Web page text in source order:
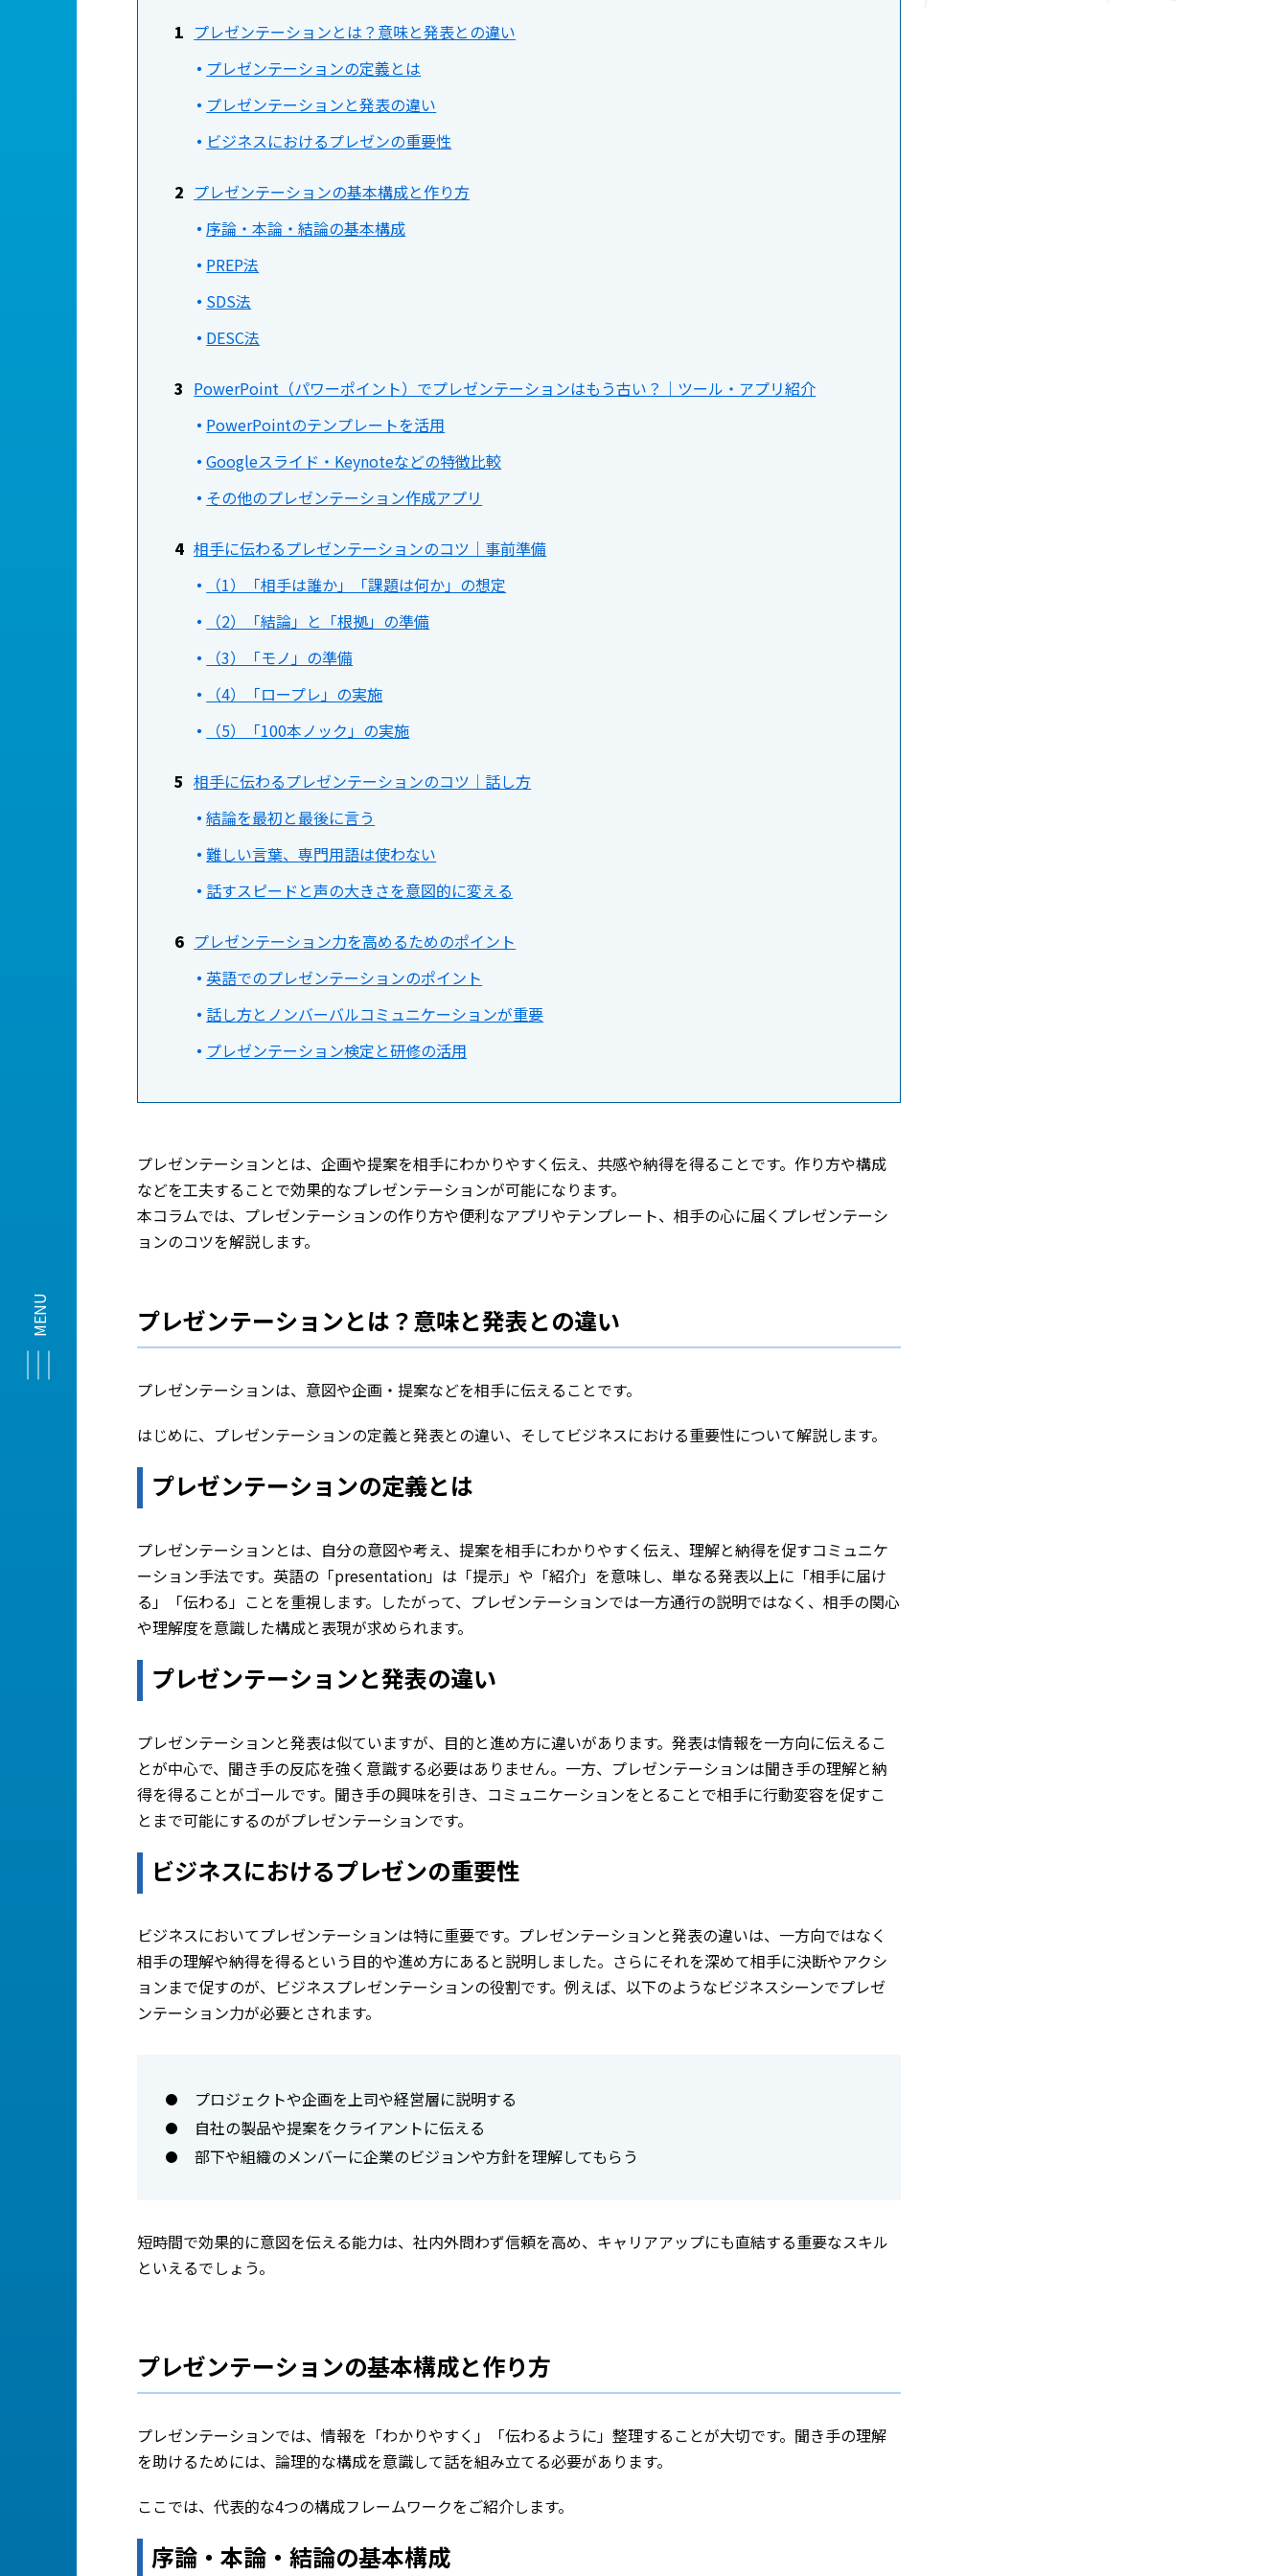
プレゼンテーションとは？意味と発表との違い
プレゼンテーションの定義とは
プレゼンテーションと発表の違い
ビジネスにおけるプレゼンの重要性
プレゼンテーションの基本構成と作り方
序論・本論・結論の基本構成
PREP法
SDS法
DESC法
PowerPoint（パワーポイント）でプレゼンテーションはもう古い？｜ツール・アプリ紹介
PowerPointのテンプレートを活用
Googleスライド・Keynoteなどの特徴比較
その他のプレゼンテーション作成アプリ
相手に伝わるプレゼンテーションのコツ｜事前準備
（1）「相手は誰か」「課題は何か」の想定
（2）「結論」と「根拠」の準備
（3）「モノ」の準備
（4）「ロープレ」の実施
（5）「100本ノック」の実施
相手に伝わるプレゼンテーションのコツ｜話し方
結論を最初と最後に言う
難しい言葉、専門用語は使わない
話すスピードと声の大きさを意図的に変える
プレゼンテーション力を高めるためのポイント
英語でのプレゼンテーションのポイント
話し方とノンバーバルコミュニケーションが重要
プレゼンテーション検定と研修の活用
プレゼンテーションとは、企画や提案を相手にわかりやすく伝え、共感や納得を得ることです。作り方や構成
などを工夫することで効果的なプレゼンテーションが可能になります。
本コラムでは、プレゼンテーションの作り方や便利なアプリやテンプレート、相手の心に届くプレゼンテーシ
ョンのコツを解説します。
プレゼンテーションとは？意味と発表との違い
プレゼンテーションは、意図や企画・提案などを相手に伝えることです。
はじめに、プレゼンテーションの定義と発表との違い、そしてビジネスにおける重要性について解説します。
プレゼンテーションの定義とは
プレゼンテーションとは、自分の意図や考え、提案を相手にわかりやすく伝え、理解と納得を促すコミュニケ
ーション手法です。英語の「presentation」は「提示」や「紹介」を意味し、単なる発表以上に「相手に届け
る」「伝わる」ことを重視します。したがって、プレゼンテーションでは一方通行の説明ではなく、相手の関心
や理解度を意識した構成と表現が求められます。
プレゼンテーションと発表の違い
プレゼンテーションと発表は似ていますが、目的と進め方に違いがあります。発表は情報を一方向に伝えるこ
とが中心で、聞き手の反応を強く意識する必要はありません。一方、プレゼンテーションは聞き手の理解と納
得を得ることがゴールです。聞き手の興味を引き、コミュニケーションをとることで相手に行動変容を促すこ
とまで可能にするのがプレゼンテーションです。
ビジネスにおけるプレゼンの重要性
ビジネスにおいてプレゼンテーションは特に重要です。プレゼンテーションと発表の違いは、一方向ではなく
相手の理解や納得を得るという目的や進め方にあると説明しました。さらにそれを深めて相手に決断やアクシ
ョンまで促すのが、ビジネスプレゼンテーションの役割です。例えば、以下のようなビジネスシーンでプレゼ
ンテーション力が必要とされます。
プロジェクトや企画を上司や経営層に説明する
自社の製品や提案をクライアントに伝える
部下や組織のメンバーに企業のビジョンや方針を理解してもらう
短時間で効果的に意図を伝える能力は、社内外問わず信頼を高め、キャリアアップにも直結する重要なスキル
といえるでしょう。
プレゼンテーションの基本構成と作り方
プレゼンテーションでは、情報を「わかりやすく」「伝わるように」整理することが大切です。聞き手の理解
を助けるためには、論理的な構成を意識して話を組み立てる必要があります。
ここでは、代表的な4つの構成フレームワークをご紹介します。
序論・本論・結論の基本構成